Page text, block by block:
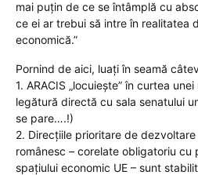
mai puţin de ce se întâmplă cu
ce ei ar trebui să intre în realitatea
economică.”
Pornind de aici, luați în seamă
1. ARACIS „locuiește” în curtea
legătură directă cu sala senatului
se pare….!)
2. Direcțiile prioritare de
românesc – corelate obligatoriu cu
spațiului economic UE – sunt